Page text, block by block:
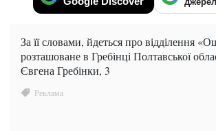
За її словами, йдеться про відділення
розташоване в Гребінці Полтавської
Євгена Гребінки, 3